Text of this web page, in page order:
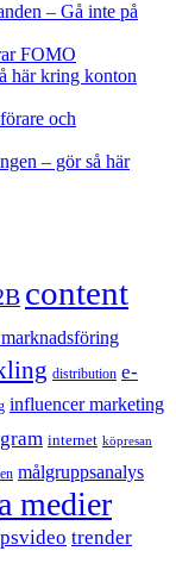
– Gå inte på
FOMO
här kring konton
och
– gör så här
content
distribution e-
influencer marketing
internet köpresan
målgruppsanalys
medier
trender